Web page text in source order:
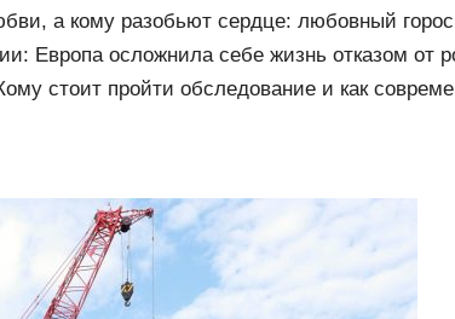
а кому разобьют сердце: любовный
Европа осложнила себе жизнь отказом от
стоит пройти обследование и как